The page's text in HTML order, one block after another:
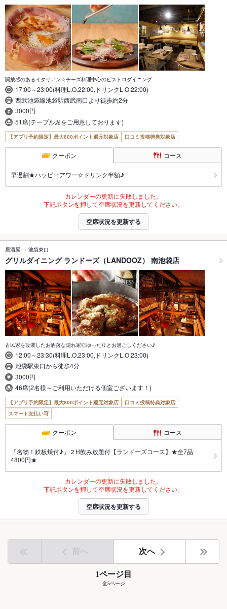
開放感のあるイタリアン☆チーズ料理中心のビストロダイニング
17:00～23:00(料理L.O.22:00,ドリンクL.O.22:00)
西武池袋線池袋駅西武南口より徒歩約2分
3000円
51席(テーブル席をご用意しております)
【アプリ予約限定】最大800ポイント還元対象店 口コミ投稿特典対象店
クーポン コース
早遅割★ハッピーアワー☆ドリンク半額♪
カレンダーの更新に失敗しました。
下記ボタンを押して空席状況を更新してください。
空席状況を更新する
居酒屋 池袋東口
グリルダイニング ランドーズ（LANDOOZ） 南池袋店
古民家を改装したお洒落な隠れ家◎ゆったりとお過ごしください♪
12:00～23:30(料理L.O.23:00,ドリンクL.O.23:00)
池袋駅東口から徒歩4分
3000円
46席(2名様～ご利用いただける個室ございます！)
【アプリ予約限定】最大800ポイント還元対象店
口コミ投稿特典対象店
スマート支払い可
クーポン コース
『名物！鉄板焼付♪』２H飲み放題付【ランドーズコース】★全7品
4800円★
カレンダーの更新に失敗しました。
下記ボタンを押して空席状況を更新してください。
空席状況を更新する
前へ 次へ
1ページ目
全5ページ